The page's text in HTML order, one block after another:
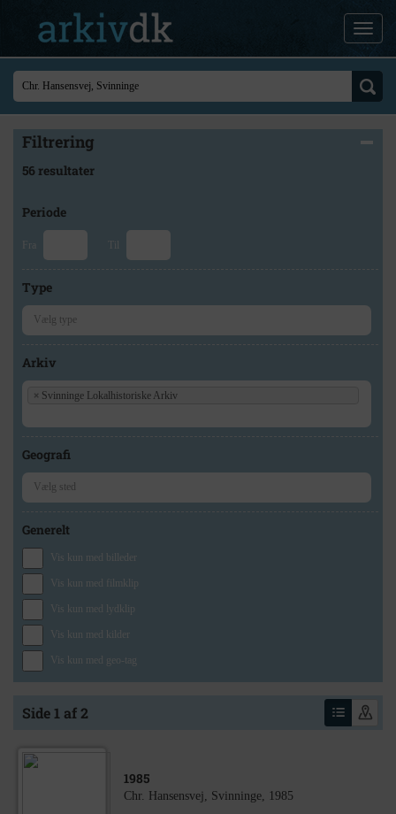
Filtrering
56 resultater
Periode
Fra Til
Type
Arkiv
× Svinninge Lokalhistoriske Arkiv
Geografi
Generelt
Vis kun med billeder
Vis kun med filmklip
Vis kun med lydklip
Vis kun med kilder
Vis kun med geo-tag
Side 1 af 2
1985
Chr. Hansensvej, Svinninge, 1985